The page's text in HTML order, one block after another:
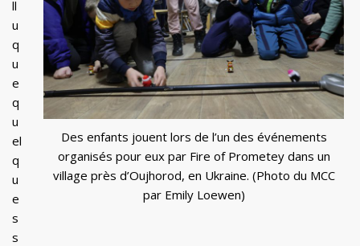
Des enfants jouent lors de l’un des événements
organisés pour eux par Fire of Prometey dans un
village près d’Oujhorod, en Ukraine. (Photo du MCC
par Emily Loewen)
ll
u
q
u
e
q
u
el
q
u
e
s
s